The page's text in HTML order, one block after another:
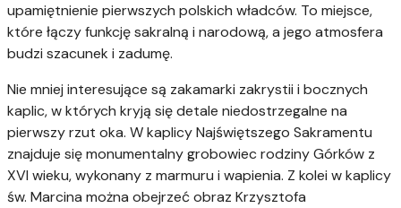
upamiętnienie pierwszych polskich władców. To miejsce,
które łączy funkcję sakralną i narodową, a jego atmosfera
budzi szacunek i zadumę.
Nie mniej interesujące są zakamarki zakrystii i bocznych
kaplic, w których kryją się detale niedostrzegalne na
pierwszy rzut oka. W kaplicy Najświętszego Sakramentu
znajduje się monumentalny grobowiec rodziny Górków z
XVI wieku, wykonany z marmuru i wapienia. Z kolei w kaplicy
św. Marcina można obejrzeć obraz Krzysztofa